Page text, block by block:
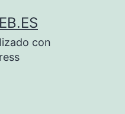
con